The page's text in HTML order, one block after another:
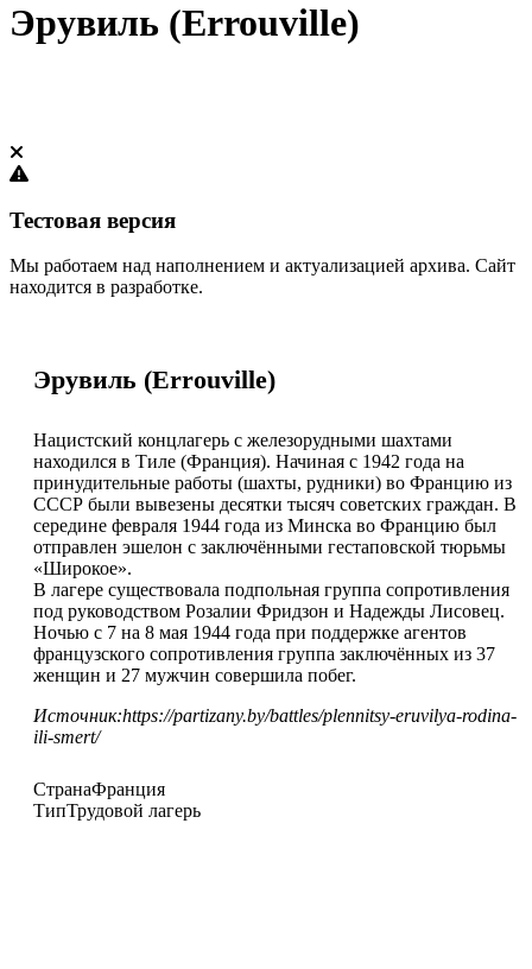
Эрувиль (Errouville)
Тестовая версия
Мы работаем над наполнением и актуализацией архива. Сайт
находится в разработке.
Эрувиль (Errouville)
Нацистский концлагерь с железорудными шахтами
находился в Тиле (Франция). Начиная с 1942 года на
принудительные работы (шахты, рудники) во Францию из
СССР были вывезены десятки тысяч советских граждан. В
середине февраля 1944 года из Минска во Францию был
отправлен эшелон с заключёнными гестаповской тюрьмы
«Широкое».
В лагере существовала подпольная группа сопротивления
под руководством Розалии Фридзон и Надежды Лисовец.
Ночью с 7 на 8 мая 1944 года при поддержке агентов
французского сопротивления группа заключённых из 37
женщин и 27 мужчин совершила побег.
Источник:https://partizany.by/battles/plennitsy-eruvilya-rodina-
ili-smert/
СтранаФранция
ТипТрудовой лагерь